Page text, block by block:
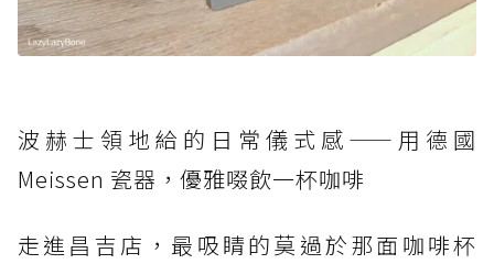
波赫士領地給的日常儀式感——用德國
Meissen 瓷器，優雅啜飲一杯咖啡
走進昌吉店，最吸睛的莫過於那面咖啡杯